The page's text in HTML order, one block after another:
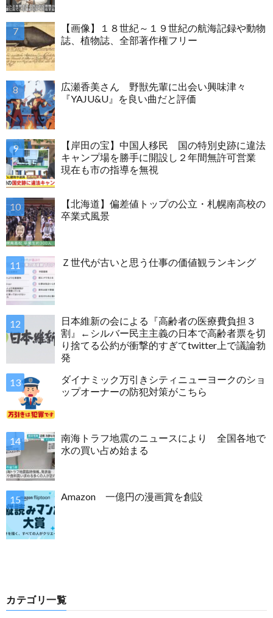
【画像】１８世紀～１９世紀の航海記録や動物
誌、植物誌、全部著作権フリー
広瀬香美さん 野獣先輩に出会い興味津々
『YAJU&U』を良い曲だと評価
【岸田の宝】中国人移民 国の特別史跡に違法
キャンプ場を勝手に開設し２年間無許可営業
現在も市の指導を無視
【北海道】偏差値トップの公立・札幌南高校の
卒業式風景
Ｚ世代が古いと思う仕事の価値観ランキング
日本維新の会による『高齢者の医療費負担３
割』←シルバー民主主義の日本で高齢者票を切
り捨てる公約が衝撃的すぎてtwitter上で議論勃
発
ダイナミック万引きシティニューヨークのショ
ップオーナーの防犯対策がこちら
南海トラフ地震のニュースにより 全国各地で
水の買い占め始まる
Amazon 一億円の漫画賞を創設
カテゴリ一覧